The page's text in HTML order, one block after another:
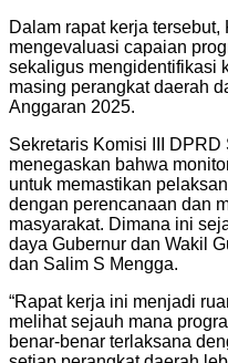
Dalam rapat kerja
mengevaluasi capaian
sekaligus mengidentifikasi
masing perangkat daerah
Anggaran 2025.
Sekretaris Komisi III
menegaskan bahwa
untuk memastikan
dengan perencanaan dan
masyarakat. Dimana ini
daya Gubernur dan Wakil
dan Salim S Mengga.
“Rapat kerja ini menjadi
melihat sejauh mana
benar-benar terlaksana